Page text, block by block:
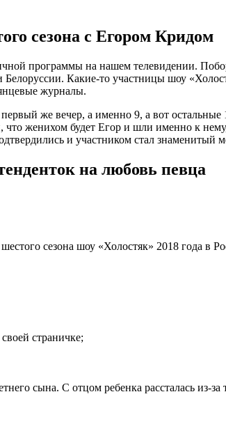
сезона с Егором Кридом
программы на нашем телевидении.
Белоруссии. Какие-то участницы шоу
журналы.
же вечер, а именно 9, а вот
что женихом будет Егор и шли именно к
и участником стал знаменитый
на любовь певца
сезона шоу «Холостяк» 2018 года в
страничке;
сына. С отцом ребенка рассталась из-